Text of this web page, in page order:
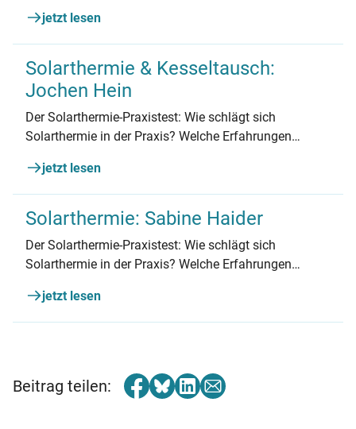
berichtet.
jetzt lesen
Solarthermie & Kesseltausch:
Jochen Hein
Der Solarthermie-Praxistest: Wie schlägt sich
Solarthermie in der Praxis? Welche Erfahrungen
berichtet.
jetzt lesen
Solarthermie: Sabine Haider
Der Solarthermie-Praxistest: Wie schlägt sich
Solarthermie in der Praxis? Welche Erfahrungen
Weilheim in Bayern berichtet.
jetzt lesen
Beitrag teilen: